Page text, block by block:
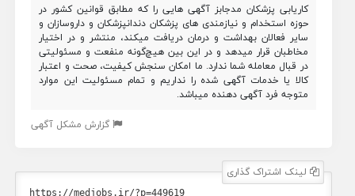
کاریابی پزشکان مدجابز آگهی هایی را که مطابق قوانین کشور در
حوزه استخدام و نیازمندی های پزشکان دندانپزشکان و داروسازان و
سایر فعالان بهداشت و درمان دریافت میکند، منتشر و در اختیار
مخاطبان قرار میدهد و در این بین هیچ‌گونه منفعت و مسئولیتی
در قبال معامله شما ندارد. ما امکان سنجش کیفیت، صحت و اعتبار
کالا یا خدمات آگهی شده را نداریم و تمام مسئولیت این موارد
متوجه فرد آگهی دهنده میباشد.
گزارش مشکل آگهی
لینک اشتراک گذاری